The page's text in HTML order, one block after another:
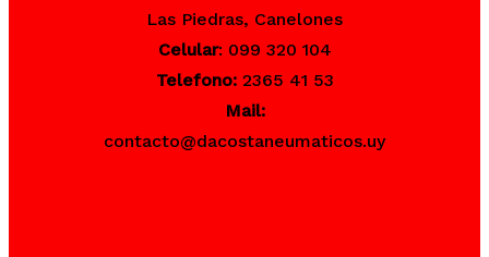
Las Piedras, Canelones
Celular: 099 320 104
Telefono:2365 41 53
Mail:
contacto@dacostaneumaticos.uy